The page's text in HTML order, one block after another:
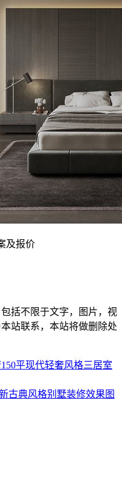
及报价
括不限于文字，图片，视
站联系，本站将做删除处
平现代轻奢风格三居室
古典风格别墅装修效果图